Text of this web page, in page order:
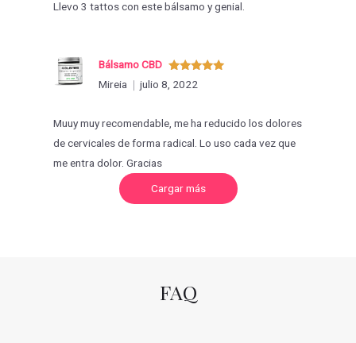
Llevo 3 tattos con este bálsamo y genial.
Valorado
con5de 5
Bálsamo CBD
Mireia
julio 8, 2022
Muuy muy recomendable, me ha reducido los dolores
de cervicales de forma radical. Lo uso cada vez que
me entra dolor. Gracias
Cargar másC
r
FAQ